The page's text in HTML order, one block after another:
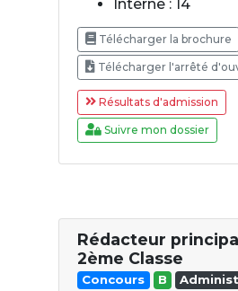
Interne : 14
Télécharger la brochure
Télécharger l'arrêté
Résultats d'admission
Suivre mon dossier
Rédacteur
2ème Classe
Concours B